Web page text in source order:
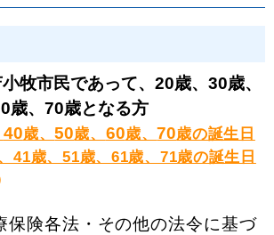
牧市民であって、20歳、30歳、
歳、70歳となる方
40歳、50歳、 60歳、70歳の誕生日
41歳、51歳、61歳、71歳の誕生日
険各法・その他の法令に基づ